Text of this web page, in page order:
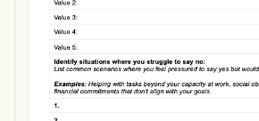
Use Template